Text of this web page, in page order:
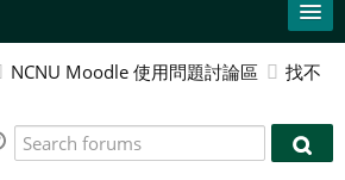
NCNU Moodle 使用問題討論區
找不
Search